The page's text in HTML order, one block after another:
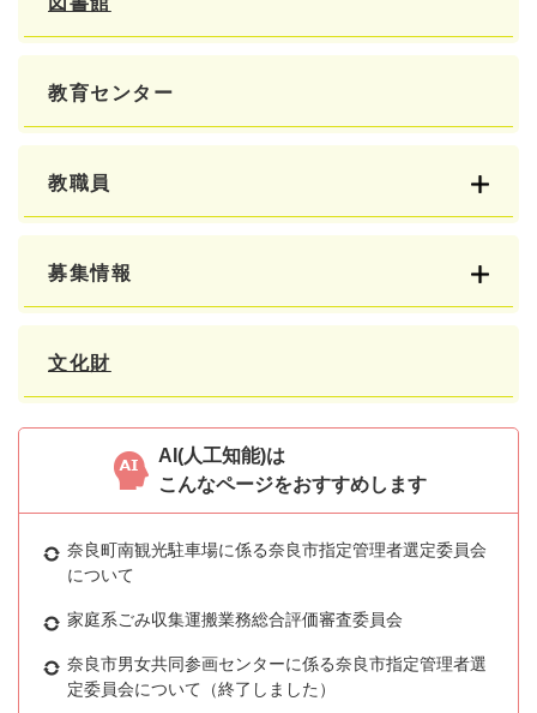
教育センター
教職員
募集情報
文化財
AI(人工知能)は
こんなページをおすすめします
奈良町南観光駐車場に係る奈良市指定管理者選定委員会
について
家庭系ごみ収集運搬業務総合評価審査委員会
奈良市男女共同参画センターに係る奈良市指定管理者選
定委員会について（終了しました）